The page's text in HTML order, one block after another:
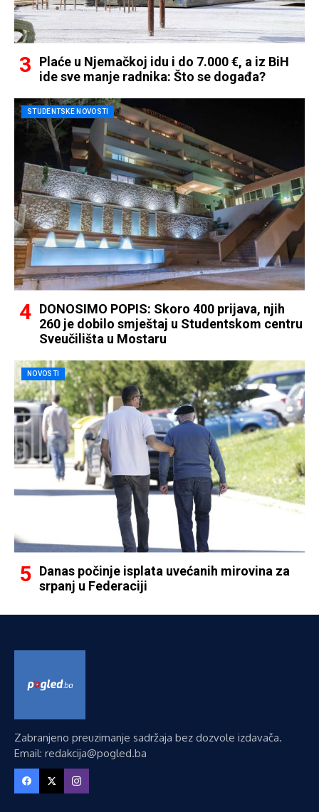
Plaće u Njemačkoj idu i do 7.000 €, a iz BiH
ide sve manje radnika: Što se događa?
STUDENTSKE NOVOSTI
DONOSIMO POPIS: Skoro 400 prijava, njih
260 je dobilo smještaj u Studentskom centru
Sveučilišta u Mostaru
NOVOSTI
Danas počinje isplata uvećanih mirovina za
srpanj u Federaciji
Zabranjeno preuzimanje sadržaja bez dozvole izdavača.
Email: redakcija@pogled.ba